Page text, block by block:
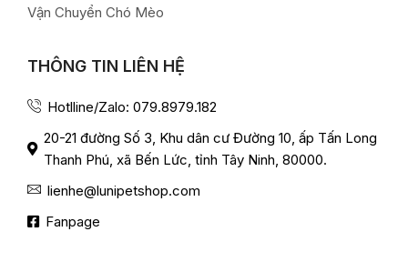
Vận Chuyển Chó Mèo
THÔNG TIN LIÊN HỆ
Hotlline/Zalo: 079.8979.182
20-21 đường Số 3, Khu dân cư Đường 10, ấp Tấn Long
Thanh Phú, xã Bến Lức, tỉnh Tây Ninh, 80000.
lienhe@lunipetshop.com
Fanpage